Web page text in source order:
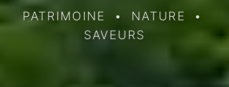
PATRIMOINE • NATURE
•
SAVEURS